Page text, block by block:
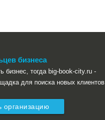
бизнеса
бизнес, тогда big-book-city.ru -
для поиска новых клиентов
организацию